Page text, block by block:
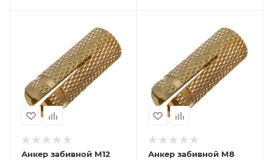
Анкер забивной М12
Анкер забивной М8